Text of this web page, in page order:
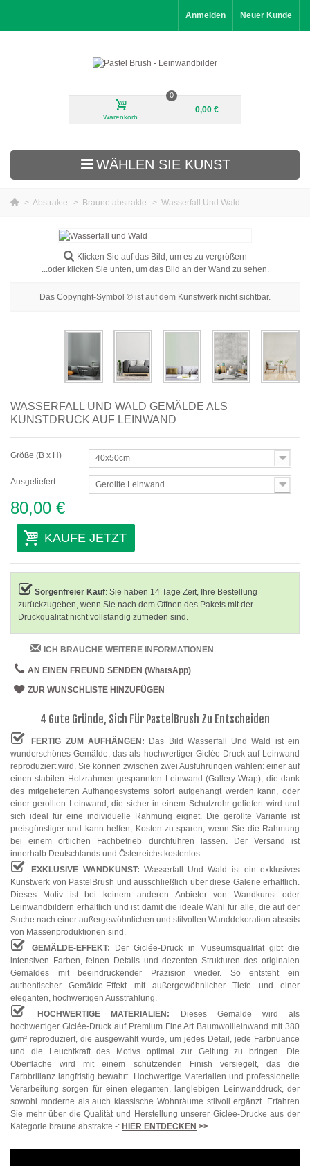
Anmelden Neuer Kunde
Warenkorb
0
0,00 €
WÄHLEN SIE KUNST
Blumenbilder
Porträtbilder
Nach Raum
> Abstrakte > Braune abstrakte > Wasserfall Und Wald
Klicken Sie auf das Bild, um es zu vergrößern
...oder klicken Sie unten, um das Bild an der Wand zu sehen.
Das Copyright-Symbol © ist auf dem Kunstwerk nicht sichtbar.
WASSERFALL UND WALD GEMÄLDE ALS
KUNSTDRUCK AUF LEINWAND
Größe (B x H) 40x50cm
Ausgeliefert Gerollte Leinwand
80,00 €
KAUFE JETZT
Sorgenfreier Kauf: Sie haben 14 Tage Zeit, Ihre Bestellung
zurückzugeben, wenn Sie nach dem Öffnen des Pakets mit der
Druckqualität nicht vollständig zufrieden sind.
ICH BRAUCHE WEITERE INFORMATIONEN
AN EINEN FREUND SENDEN (WhatsApp)
ZUR WUNSCHLISTE HINZUFÜGEN
4 Gute Gründe, Sich Für PastelBrush Zu Entscheiden
FERTIG ZUM AUFHÄNGEN:
Das Bild Wasserfall Und Wald ist ein
wunderschönes Gemälde, das als hochwertiger Giclée-Druck auf Leinwand
reproduziert wird. Sie können zwischen zwei Ausführungen wählen: einer auf
einen stabilen Holzrahmen gespannten Leinwand (Gallery Wrap), die dank
des mitgelieferten Aufhängesystems sofort aufgehängt werden kann, oder
einer gerollten Leinwand, die sicher in einem Schutzrohr geliefert wird und
sich ideal für eine individuelle Rahmung eignet. Die gerollte Variante ist
preisgünstiger und kann helfen, Kosten zu sparen, wenn Sie die Rahmung
bei einem örtlichen Fachbetrieb durchführen lassen. Der Versand ist
innerhalb Deutschlands und Österreichs kostenlos.
EXKLUSIVE WANDKUNST: Wasserfall Und Wald ist ein exklusives
Kunstwerk von PastelBrush und ausschließlich über diese Galerie erhältlich.
Dieses Motiv ist bei keinem anderen Anbieter von Wandkunst oder
Leinwandbildern erhältlich und ist damit die ideale Wahl für alle, die auf der
Suche nach einer außergewöhnlichen und stilvollen Wanddekoration abseits
von Massenproduktionen sind.
GEMÄLDE-EFFEKT: Der Giclée-Druck in Museumsqualität gibt die
intensiven Farben, feinen Details und dezenten Strukturen des originalen
Gemäldes mit beeindruckender Präzision wieder. So entsteht ein
authentischer Gemälde-Effekt mit außergewöhnlicher Tiefe und einer
eleganten, hochwertigen Ausstrahlung.
HOCHWERTIGE MATERIALIEN: Dieses Gemälde wird als
hochwertiger Giclée-Druck auf Premium Fine Art Baumwollleinwand mit 380
g/m² reproduziert, die ausgewählt wurde, um jedes Detail, jede Farbnuance
und die Leuchtkraft des Motivs optimal zur Geltung zu bringen. Die
Oberfläche wird mit einem schützenden Finish versiegelt, das die
Farbbrillanz langfristig bewahrt. Hochwertige Materialien und professionelle
Verarbeitung sorgen für einen eleganten, langlebigen Leinwanddruck, der
sowohl moderne als auch klassische Wohnräume stilvoll ergänzt. Erfahren
Sie mehr über die Qualität und Herstellung unserer Giclée-Drucke aus der
Kategorie braune abstrakte -: HIER ENTDECKEN >>